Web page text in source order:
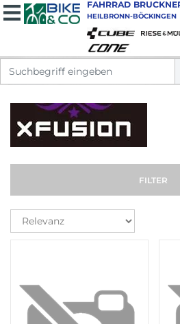
FAHRRAD
HEILBRONN-BÖCKINGEN
FILTER